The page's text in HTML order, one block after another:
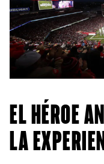
EL HÉROE
LA